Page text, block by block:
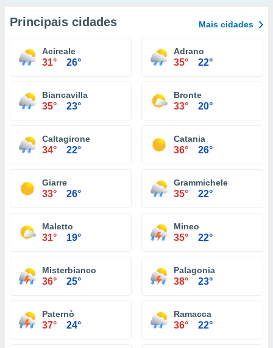
Principais cidades Mais cidades
Acireale
31° 26°
Adrano
35° 22°
Biancavilla
35° 23°
Bronte
33° 20°
Caltagirone
34° 22°
Catania
36° 26°
Giarre
33° 26°
Grammichele
35° 22°
Maletto
31° 19°
Mineo
35° 22°
Misterbianco
36° 25°
Palagonia
38° 23°
Paternò
37° 24°
Ramacca
36° 22°